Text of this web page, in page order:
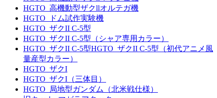
HGTO_高機動型ザクllオルテガ機
HGTO_ドム試作実験機
HGTO_ザクII C-5型
HGTO_ザクII C-5型（シャア専用カラー）
HGTO_ザクII C-5型HGTO_ザクII C-5型（初代アニメ風
量産型カラー）
HGTO_ザクI
HGTO_ザクI（三体目）
HGTO_局地型ガンダム（北米戦仕様）